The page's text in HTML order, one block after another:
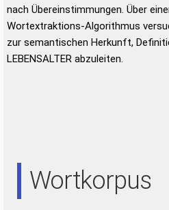
nach Übereinstimmungen. Über
Wortextraktions-Algorithmus
zur semantischen Herkunft,
LEBENSALTER abzuleiten.
Wortkorpus